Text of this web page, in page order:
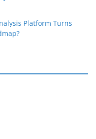
Platform Turns